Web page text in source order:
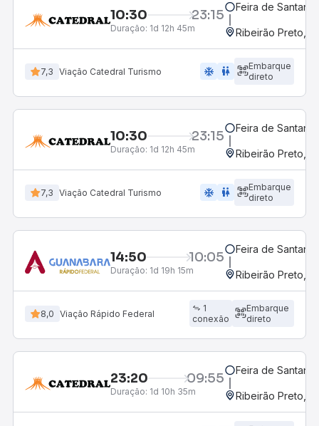
10:30 23:15
Duração: 1d 12h 45m
Feira de
Ribeirão Preto,
7,3 Viação Catedral Turismo ac_unit wc
Embarque
direto
10:30 23:15
Duração: 1d 12h 45m
Feira de
Ribeirão Preto,
7,3 Viação Catedral Turismo ac_unit wc
Embarque
direto
14:50 10:05
Duração: 1d 19h 15m
Feira de
Ribeirão Preto,
8,0 Viação Rápido Federal
1
conexão
Embarque
direto
23:20 09:55
Duração: 1d 10h 35m
Feira de
Ribeirão Preto,